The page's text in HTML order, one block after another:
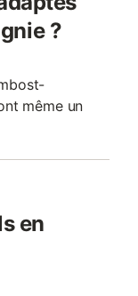
?
même un
en